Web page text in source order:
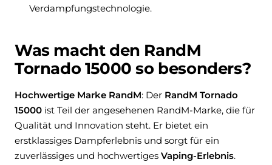
Verdampfungstechnologie.
Was macht den RandM
Tornado 15000 so besonders?
Hochwertige Marke RandM: Der RandM Tornado
15000 ist Teil der angesehenen RandM-Marke, die für
Qualität und Innovation steht. Er bietet ein
erstklassiges Dampferlebnis und sorgt für ein
zuverlässiges und hochwertiges Vaping-Erlebnis.